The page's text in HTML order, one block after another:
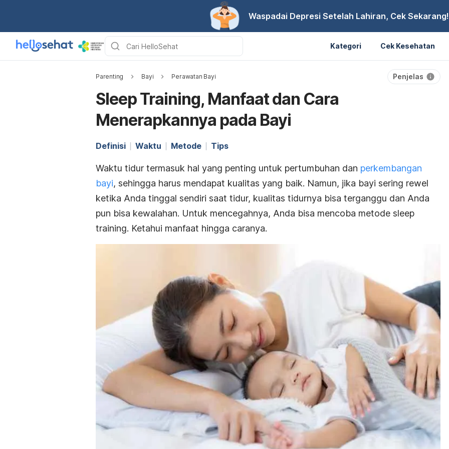
Waspadai Depresi Setelah Lahiran, Cek Sekarang!
Kategori Cek Kesehatan
Parenting Bayi Perawatan Bayi Penjelas
Sleep Training, Manfaat dan Cara
Menerapkannya pada Bayi
Definisi Waktu Metode Tips
Waktu tidur termasuk hal yang penting untuk pertumbuhan dan perkembangan
bayi, sehingga harus mendapat kualitas yang baik. Namun, jika bayi sering rewel
ketika Anda tinggal sendiri saat tidur, kualitas tidurnya bisa terganggu dan Anda
pun bisa kewalahan. Untuk mencegahnya, Anda bisa mencoba metode sleep
training. Ketahui manfaat hingga caranya.